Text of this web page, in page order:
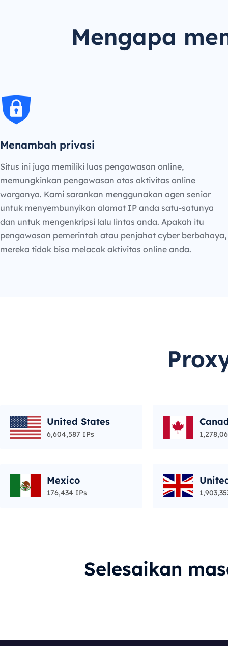
Mengapa
Menambah privasi
Situs ini juga memiliki luas pengawasan online,
memungkinkan pengawasan atas aktivitas online
warganya. Kami sarankan menggunakan agen senior
untuk menyembunyikan alamat IP anda satu-satunya
dan untuk mengenkripsi lalu lintas anda. Apakah itu
pengawasan pemerintah atau penjahat cyber berbahaya,
mereka tidak bisa melacak aktivitas online anda.
United States
6,604,587 IPs
Mexico
176,434 IPs
Selesaikan